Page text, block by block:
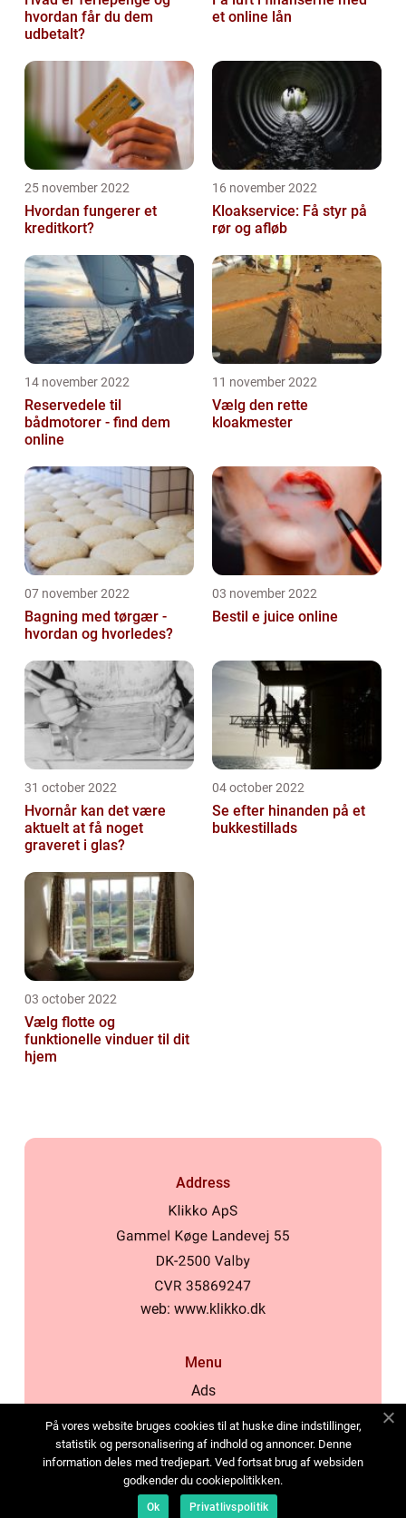
hvordan får du dem
udbetalt?
et online lån
25 november 2022
Hvordan fungerer et
kreditkort?
16 november 2022
Kloakservice: Få styr på
rør og afløb
14 november 2022
Reservedele til
bådmotorer - find dem
online
11 november 2022
Vælg den rette
kloakmester
07 november 2022
Bagning med tørgær -
hvordan og hvorledes?
03 november 2022
Bestil e juice online
31 october 2022
Hvornår kan det være
aktuelt at få noget
graveret i glas?
04 october 2022
Se efter hinanden på et
bukkestillads
03 october 2022
Vælg flotte og
funktionelle vinduer til dit
hjem
Address
web: www.klikko.dk
Menu
Ads
Cookies
Contact
Sitemap
På vores website bruges cookies til at huske dine indstillinger,
statistik og personalisering af indhold og annoncer. Denne
information deles med tredjepart. Ved fortsat brug af websiden
godkender du cookiepolitikken.
Ok Privatlivspolitik